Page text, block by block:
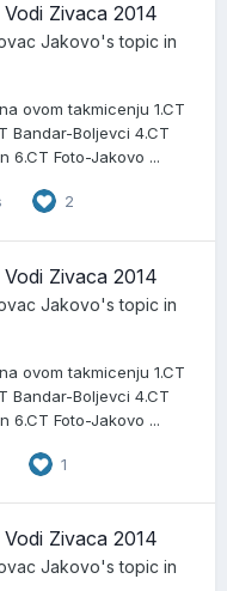
Zivaca 2014
Jakovo's topic in
ovom takmicenju 1.CT
Bandar-Boljevci 4.CT
6.CT Foto-Jakovo ...
2
Zivaca 2014
Jakovo's topic in
ovom takmicenju 1.CT
Bandar-Boljevci 4.CT
6.CT Foto-Jakovo ...
1
Zivaca 2014
Jakovo's topic in